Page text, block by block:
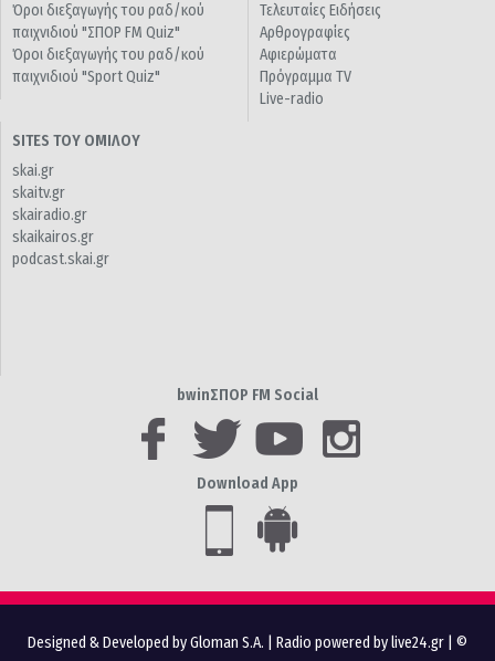
Όροι διεξαγωγής του ραδ/κού
παιχνιδιού "ΣΠΟΡ FM Quiz"
Όροι διεξαγωγής του ραδ/κού
παιχνιδιού "Sport Quiz"
Τελευταίες Ειδήσεις
Αρθρογραφίες
Αφιερώματα
Πρόγραμμα TV
Live-radio
SITES ΤΟΥ ΟΜΙΛΟΥ
skai.gr
skaitv.gr
skairadio.gr
skaikairos.gr
podcast.skai.gr
bwinΣΠΟΡ FM Social
Download App
Designed & Developed by Gloman S.A. Radio powered by live24.gr | ©